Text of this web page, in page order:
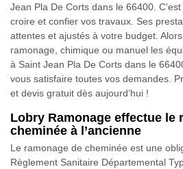
Jean Pla De Corts dans le 66400.
croire et confier vos travaux. Ses
attentes et ajustés à votre budget.
ramonage, chimique ou manuel les
à Saint Jean Pla De Corts dans le
vous satisfaire toutes vos demandes.
et devis gratuit dès aujourd’hui !
Lobry Ramonage effectue le
cheminée à l’ancienne
Le ramonage de cheminée est une
Règlement Sanitaire Départemental